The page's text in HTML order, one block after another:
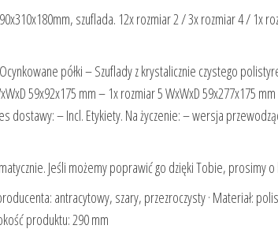
szuflada. 12x rozmiar 2 / 3x rozmiar 4 / 1x
półki – Szuflady z krystalicznie czystego
59x92x175 mm – 1x rozmiar 5 WxWxD 59x277x175
dostawy: – Incl. Etykiety. Na życzenie: – wersja
Jeśli możemy poprawić go dzięki Tobie, prosimy
antracytowy, szary, przezroczysty · Materiał:
produktu: 290 mm